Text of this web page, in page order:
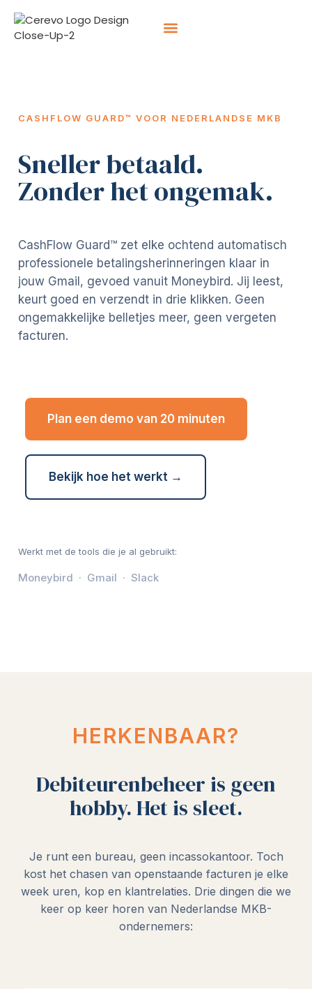
CASHFLOW GUARD™ VOOR NEDERLANDSE MKB
Sneller betaald.
Zonder het ongemak.
CashFlow Guard™ zet elke ochtend automatisch
professionele betalingsherinneringen klaar in
jouw Gmail, gevoed vanuit Moneybird. Jij leest,
keurt goed en verzendt in drie klikken. Geen
ongemakkelijke belletjes meer, geen vergeten
facturen.
Plan een demo van 20 minuten
Bekijk hoe het werkt →
Werkt met de tools die je al gebruikt:
Moneybird · Gmail · Slack
HERKENBAAR?
Debiteurenbeheer is geen
hobby. Het is sleet.
Je runt een bureau, geen incassokantoor. Toch
kost het chasen van openstaande facturen je elke
week uren, kop en klantrelaties. Drie dingen die we
keer op keer horen van Nederlandse MKB-
ondernemers: